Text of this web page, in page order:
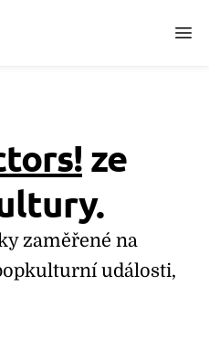
ze
zaměřené na
události,